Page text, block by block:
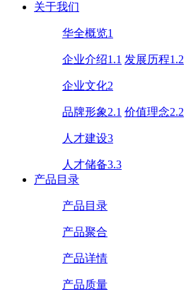
关于我们
华全概览1
企业介绍1.1 发展历程1.2
企业文化2
品牌形象2.1 价值理念2.2
人才建设3
人才储备3.3
产品目录
产品目录
产品聚合
产品详情
产品质量